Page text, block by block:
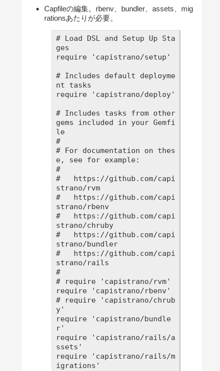
Capfileの編集。rbenv、bundler、assets、mig
rationsあたりが必要。
# Load DSL and Setup Up Sta
ges
require 'capistrano/setup'
# Includes default deployme
nt tasks
require 'capistrano/deploy'
# Includes tasks from other
gems included in your Gemfi
le
#
# For documentation on thes
e, see for example:
#
#   https://github.com/capi
strano/rvm
#   https://github.com/capi
strano/rbenv
#   https://github.com/capi
strano/chruby
#   https://github.com/capi
strano/bundler
#   https://github.com/capi
strano/rails
#
# require 'capistrano/rvm'
require 'capistrano/rbenv'
# require 'capistrano/chrub
y'
require 'capistrano/bundle
r'
require 'capistrano/rails/a
ssets'
require 'capistrano/rails/m
igrations'